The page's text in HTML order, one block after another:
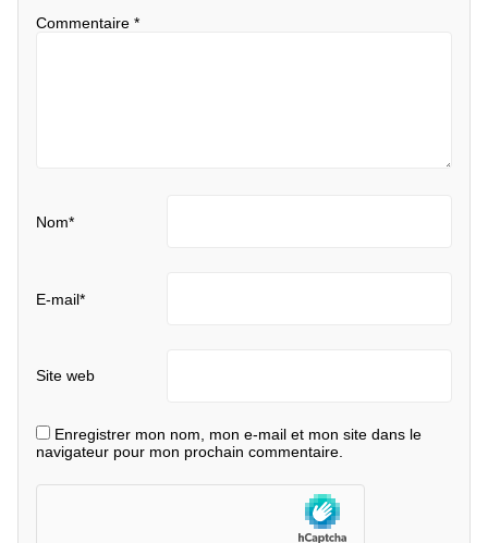
Commentaire *
Nom*
E-mail*
Site web
Enregistrer mon nom, mon e-mail et mon site dans le
navigateur pour mon prochain commentaire.